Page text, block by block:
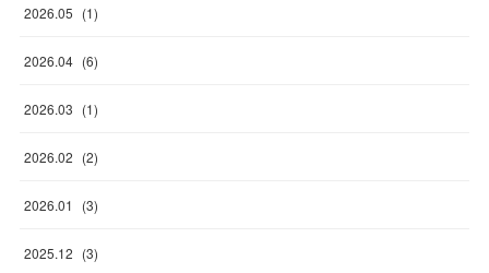
2026.05 (1)
2026.04 (6)
2026.03 (1)
2026.02 (2)
2026.01 (3)
2025.12 (3)